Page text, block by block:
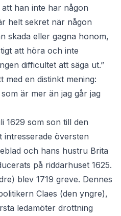
han inte har någon
helt sekret när någon
skada eller gagna honom,
att höra och inte
difficultet att säga ut.”
med en distinkt mening:
är mer än jag går jag
1629 som son till den
intresserade översten
och hans hustru Brita
på riddarhuset 1625.
blev 1719 greve. Dennes
Claes (den yngre),
ledamöter drottning